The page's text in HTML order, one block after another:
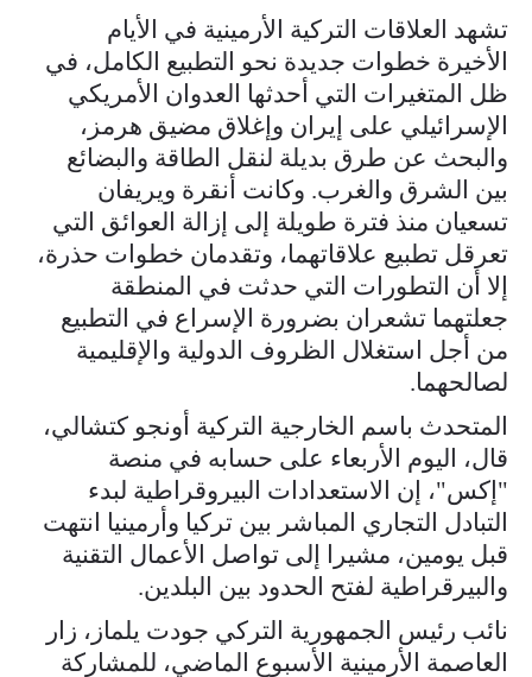
تشهد العلاقات التركية الأرمينية في الأيام
الأخيرة خطوات جديدة نحو التطبيع الكامل، في
ظل المتغيرات التي أحدثها العدوان الأمريكي
الإسرائيلي على إيران وإغلاق مضيق هرمز،
والبحث عن طرق بديلة لنقل الطاقة والبضائع
بين الشرق والغرب. وكانت أنقرة ويريفان
تسعيان منذ فترة طويلة إلى إزالة العوائق التي
تعرقل تطبيع علاقاتهما، وتقدمان خطوات حذرة،
إلا أن التطورات التي حدثت في المنطقة
جعلتهما تشعران بضرورة الإسراع في التطبيع
من أجل استغلال الظروف الدولية والإقليمية
لصالحهما.
المتحدث باسم الخارجية التركية أونجو كتشالي،
قال، اليوم الأربعاء على حسابه في منصة
"إكس"، إن الاستعدادات البيروقراطية لبدء
التبادل التجاري المباشر بين تركيا وأرمينيا انتهت
قبل يومين، مشيرا إلى تواصل الأعمال التقنية
والبيرقراطية لفتح الحدود بين البلدين.
نائب رئيس الجمهورية التركي جودت يلماز، زار
العاصمة الأرمينية الأسبوع الماضي، للمشاركة